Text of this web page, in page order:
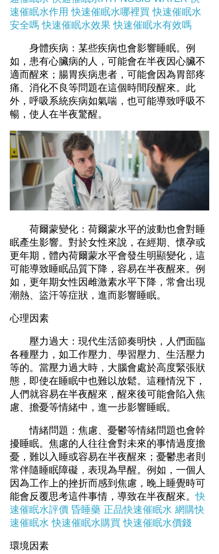
等，生理時鐘就會被打亂。當生理時鐘失調
後，就可能導致在半夜2點到3點醒來。例如，
一些經常上夜班的人，他們的生理時鐘很難調
整到正常狀態，容易出現睡眠問題。安眠藥
速催眠水 快速催眠水HYPNOSIS WATER 快
速催眠水作用 快速催眠水哪裡買 快速催眠水
安全嗎 快速催眠水效果 快速催眠水有效嗎
身體疾病：某些疾病也會影響睡眠。例
如，患有心臟病的人，可能會在半夜因心臟不
適而醒來；腸胃疾病患者，可能會因為胃部疼
痛、消化不良等問題在這個時間段醒來。此
外，呼吸系統疾病如氣喘，也可能導致呼吸不
暢，使人在半夜驚醒。
荷爾蒙變化：荷爾蒙水平的波動也會對睡
眠產生影響。對於女性來說，在經期、懷孕或
更年期，體內荷爾蒙水平會發生明顯變化，這
如，更年期女性因雌激素水平下降，常會出現
潮熱、盜汗等症狀，進而影響睡眠。
心理因素
壓力過大：現代生活節奏明快，人們面臨
各種壓力，如工作壓力、學習壓力、生活壓力
等的。當壓力過大時，大腦會處於高度緊張狀
態，即使在睡眠中也難以放鬆。這種情況下，
人們就容易在半夜醒來，醒來後可能會陷入焦
慮、擔憂等情緒中，進一步影響睡眠。
情緒問題：焦慮、憂鬱等情緒問題也會幹
擾睡眠。焦慮的人往往會對未來的事情過度擔
憂，難以入睡或容易在半夜醒來；憂鬱患者則
常伴隨睡眠障礙，表現為早醒。例如，一個人
因為工作上的挫折而感到焦慮，晚上睡覺時可